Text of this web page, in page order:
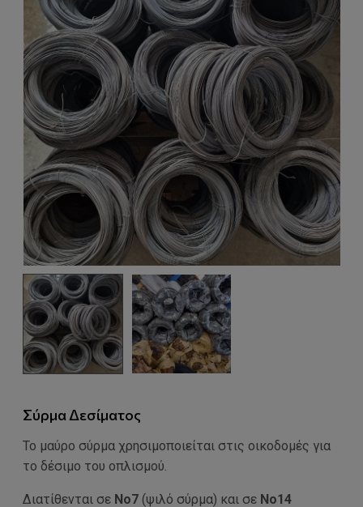
Σύρμα Δεσίματος
Το μαύρο σύρμα χρησιμοποιείται στις οικοδομές για
το δέσιμο του οπλισμού.
Διατίθενται σε Νο7 (ψιλό σύρμα) και σε Νο14